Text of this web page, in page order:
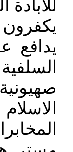
للابادة
يدافع